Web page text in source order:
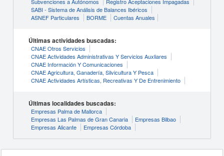
SABI - Sistema de Análisis de Balances Ibéricos
ASNEF Particulares
BORME Cuentas Anuales
Últimas actividades buscadas:
CNAE Otros Servicios
CNAE Actividades Administrativas Y Servicios Auxliares
CNAE Información Y Comunicaciones
CNAE Agricultura, Ganadería, Silvicultura Y Pesca
CNAE Actividades Artísticas, Recreativas Y De Entrenimiento
Últimas localidades buscadas:
Empresas Palma de Mallorca
Empresas Las Palmas de Gran Canaria
Empresas Bilbao
Empresas Alicante
Empresas Córdoba